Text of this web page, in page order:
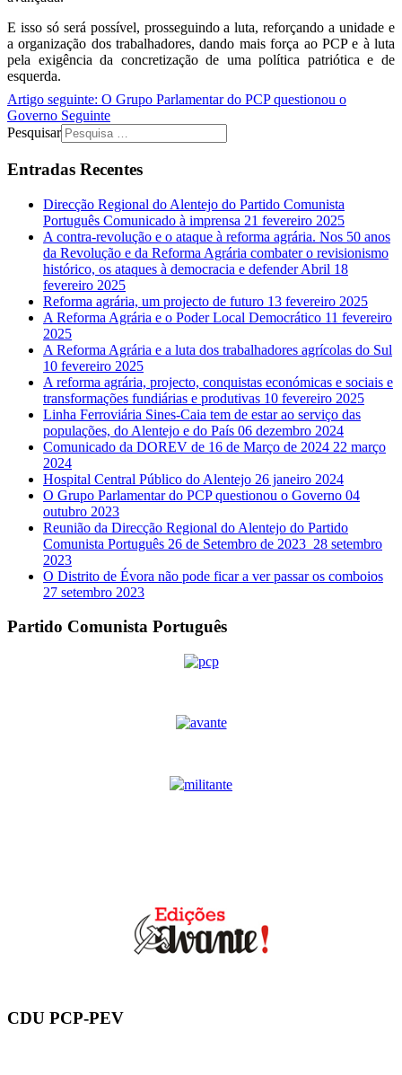
E isso só será possível, prosseguindo a luta, reforçando a unidade e
a organização dos trabalhadores, dando mais força ao PCP e à luta
pela exigência da concretização de uma política patriótica e de
esquerda.
Artigo seguinte: O Grupo Parlamentar do PCP questionou o
Governo Seguinte
Pesquisar
Entradas Recentes
Direcção Regional do Alentejo do Partido Comunista
Português Comunicado à imprensa 21 fevereiro 2025
A contra-revolução e o ataque à reforma agrária. Nos 50 anos
da Revolução e da Reforma Agrária combater o revisionismo
histórico, os ataques à democracia e defender Abril 18
fevereiro 2025
Reforma agrária, um projecto de futuro 13 fevereiro 2025
A Reforma Agrária e o Poder Local Democrático 11 fevereiro
2025
A Reforma Agrária e a luta dos trabalhadores agrícolas do Sul
10 fevereiro 2025
A reforma agrária, projecto, conquistas económicas e sociais e
transformações fundiárias e produtivas 10 fevereiro 2025
Linha Ferroviária Sines-Caia tem de estar ao serviço das
populações, do Alentejo e do País 06 dezembro 2024
Comunicado da DOREV de 16 de Março de 2024 22 março
2024
Hospital Central Público do Alentejo 26 janeiro 2024
O Grupo Parlamentar do PCP questionou o Governo 04
outubro 2023
Reunião da Direcção Regional do Alentejo do Partido
Comunista Português 26 de Setembro de 2023 28 setembro
2023
O Distrito de Évora não pode ficar a ver passar os comboios
27 setembro 2023
Partido Comunista Português
CDU PCP-PEV